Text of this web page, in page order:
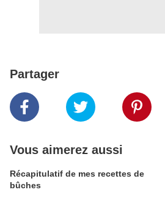
Partager
Vous aimerez aussi
Récapitulatif de mes recettes de
bûches